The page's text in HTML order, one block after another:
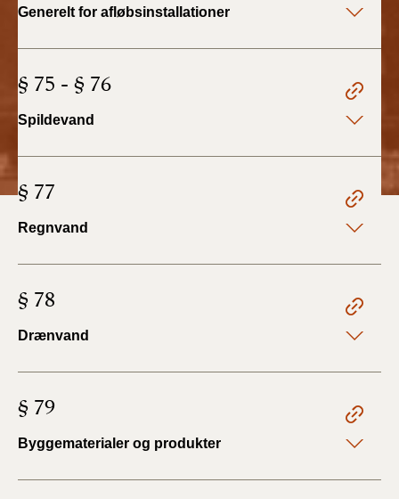
2022)
2022)
BR18 (29/6 - 31/12
BR18 (1/1-29/6
2021)
2020)
BR18 (1/1-9/3 2020)
Generelt for afløbsinstallationer
§ 75 - § 76
Spildevand
§ 77
Regnvand
§ 78
Drænvand
§ 79
Byggematerialer og produkter